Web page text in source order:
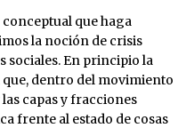
que haga
la noción de crisis
sociales. En principio la
dentro del movimiento
capas y fracciones
frente al estado de cosas